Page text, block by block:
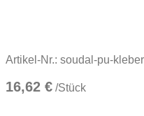
Artikel-Nr.: soudal-pu-kleber
16,62 € /Stück